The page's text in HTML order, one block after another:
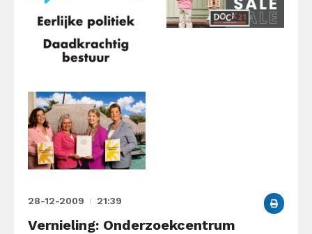
28-12-2009 21:39
Vernieling: Onderzoekcentrum